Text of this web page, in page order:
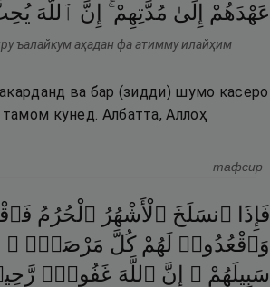
عَهْدَهُمْ
إِلَىٰ مُدَّتِهِمْ ۚ إِنَّ ٱللَّهَ
ъалайкум аҳадан фа атимму илайҳим
ва бар (зидди) шумо касеро
кунед. Албатта, Аллоҳ
тафсир
فَإِذَا ٱنسَلَخَ ٱلْأَشْهُرُ ٱلْحُرُمُ
وَٱقْعُدُوا۟ لَهُمْ كُلَّ مَرْصَدٍۢ ۚ
سَبِيلَهُمْ ۚ
إِنَّ ٱللَّهَ غَفُورٌۭ